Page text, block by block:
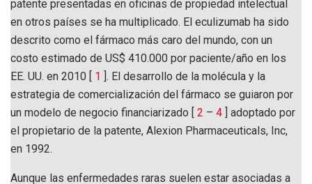
patente presentadas en oficinas de propiedad intelectual
en otros países se ha multiplicado. El eculizumab ha sido
descrito como el fármaco más caro del mundo, con un
costo estimado de US$ 410.000 por paciente/año en los
EE. UU. en 2010 [ 1 ]. El desarrollo de la molécula y la
estrategia de comercialización del fármaco se guiaron por
un modelo de negocio financiarizado [ 2 – 4 ] adoptado por
el propietario de la patente, Alexion Pharmaceuticals, Inc,
en 1992.
Aunque las enfermedades raras suelen estar asociadas a